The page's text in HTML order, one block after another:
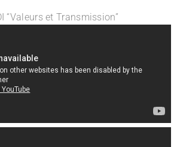
“Valeurs et Transmission”